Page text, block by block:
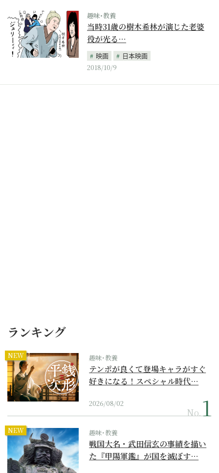
趣味･教養
当時31歳の樹木希林が演じた老婆
役が光る…
映画
日本映画
2018/10/9
ランキング
NEW 趣味･教養
テンポが良くて登場キャラがすぐ
好きになる！スペシャル時代…
2026/08/02
No.
NEW 趣味･教養
戦国大名・武田信玄の事績を描い
た『甲陽軍鑑』が国を滅ぼす…